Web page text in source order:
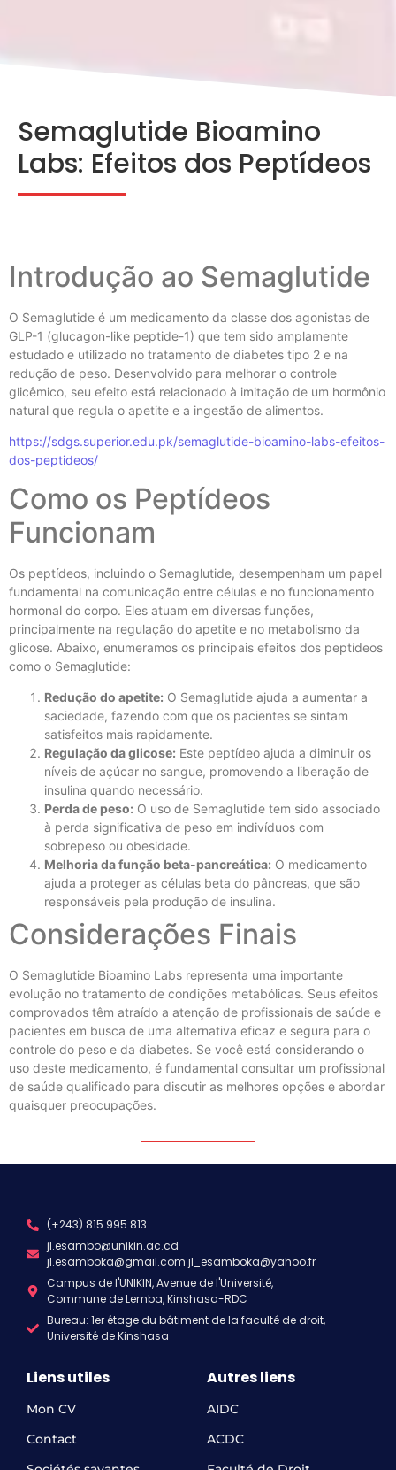
Semaglutide Bioamino
Labs: Efeitos dos Peptídeos
Introdução ao Semaglutide
O Semaglutide é um medicamento da classe dos agonistas de
GLP-1 (glucagon-like peptide-1) que tem sido amplamente
estudado e utilizado no tratamento de diabetes tipo 2 e na
redução de peso. Desenvolvido para melhorar o controle
glicêmico, seu efeito está relacionado à imitação de um hormônio
natural que regula o apetite e a ingestão de alimentos.
https://sdgs.superior.edu.pk/semaglutide-bioamino-labs-efeitos-
dos-peptideos/
Como os Peptídeos
Funcionam
Os peptídeos, incluindo o Semaglutide, desempenham um papel
fundamental na comunicação entre células e no funcionamento
hormonal do corpo. Eles atuam em diversas funções,
principalmente na regulação do apetite e no metabolismo da
glicose. Abaixo, enumeramos os principais efeitos dos peptídeos
como o Semaglutide:
Redução do apetite: O Semaglutide ajuda a aumentar a
saciedade, fazendo com que os pacientes se sintam
satisfeitos mais rapidamente.
Regulação da glicose: Este peptídeo ajuda a diminuir os
níveis de açúcar no sangue, promovendo a liberação de
insulina quando necessário.
Perda de peso: O uso de Semaglutide tem sido associado
à perda significativa de peso em indivíduos com
sobrepeso ou obesidade.
Melhoria da função beta-pancreática: O medicamento
ajuda a proteger as células beta do pâncreas, que são
responsáveis pela produção de insulina.
Considerações Finais
O Semaglutide Bioamino Labs representa uma importante
evolução no tratamento de condições metabólicas. Seus efeitos
comprovados têm atraído a atenção de profissionais de saúde e
pacientes em busca de uma alternativa eficaz e segura para o
controle do peso e da diabetes. Se você está considerando o
uso deste medicamento, é fundamental consultar um profissional
de saúde qualificado para discutir as melhores opções e abordar
quaisquer preocupações.
(+243) 815 995 813
jl.esambo@unikin.ac.cd
jl.esamboka@gmail.com jl_esamboka@yahoo.fr
Campus de l'UNIKIN, Avenue de l'Université,
Commune de Lemba, Kinshasa-RDC
Bureau: 1er étage du bâtiment de la faculté de droit,
Université de Kinshasa
Liens utiles
Mon CV
Contact
Autres liens
AIDC
ACDC